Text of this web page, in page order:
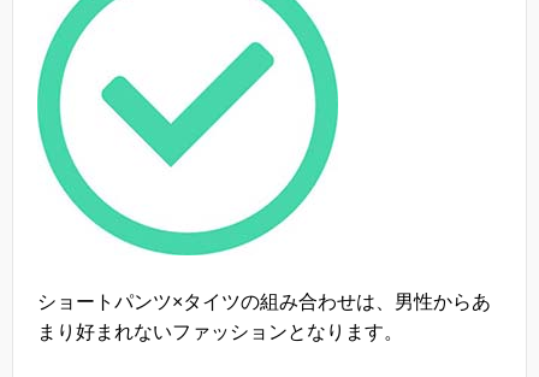
ショートパンツ×タイツの組み合わせは、男性からあ
まり好まれないファッションとなります。